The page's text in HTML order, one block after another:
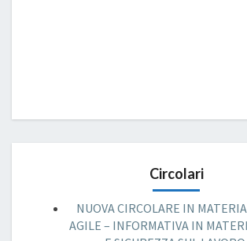
Circolari
NUOVA CIRCOLARE IN
AGILE – INFORMATIVA IN